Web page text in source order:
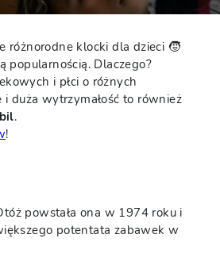
różnorodne klocki dla dzieci 🧒
popularnością. Dlaczego?
i płci o różnych
duża wytrzymałość to również
.
!
powstała ona w 1974 roku i
potentata zabawek w